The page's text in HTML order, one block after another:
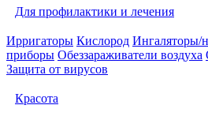
Для профилактики и лечения
Ирригаторы Кислород Ингаляторы/
приборы Обеззараживатели воздуха
Защита от вирусов
Красота